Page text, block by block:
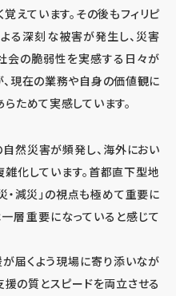
えています。その後もフィリピ
る深刻な被害が発生し、災害
会の脆弱性を実感する日々が
、現在の業務や自身の価値観に
ためて実感しています。
然災害が頻発し、海外におい
化しています。首都直下型地
・減災」の視点も極めて重要に
層重要になっていると感じて
届くよう現場に寄り添いなが
援の質とスピードを両立させる